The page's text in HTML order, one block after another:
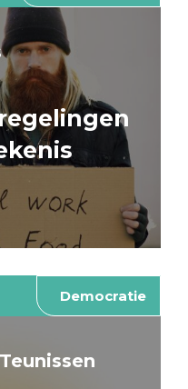
Democratie